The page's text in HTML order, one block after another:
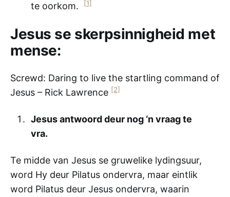
te oorkom.[1]
Jesus se skerpsinnigheid met
mense:
Screwd: Daring to live the startling command of
Jesus – Rick Lawrence [2]
Jesus antwoord deur nog ‘n vraag te
vra.
Te midde van Jesus se gruwelike lydingsuur,
word Hy deur Pilatus ondervra, maar eintlik
word Pilatus deur Jesus ondervra, waarin